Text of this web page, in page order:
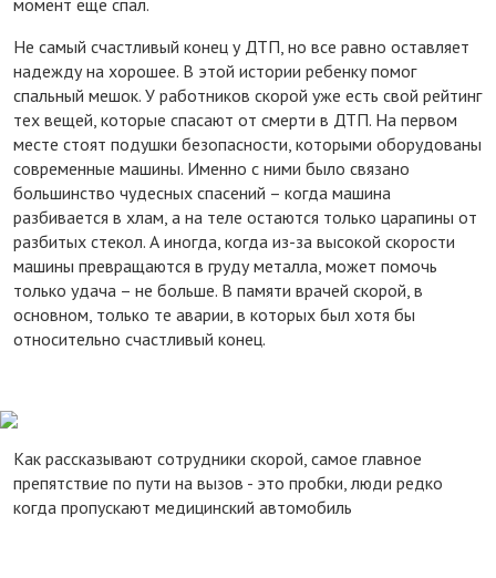
Не самый счастливый конец у ДТП, но все равно оставляет
надежду на хорошее. В этой истории ребенку помог
спальный мешок. У работников скорой уже есть свой рейтинг
тех вещей, которые спасают от смерти в ДТП. На первом
месте стоят подушки безопасности, которыми оборудованы
современные машины. Именно с ними было связано
большинство чудесных спасений – когда машина
разбивается в хлам, а на теле остаются только царапины от
разбитых стекол. А иногда, когда из-за высокой скорости
машины превращаются в груду металла, может помочь
только удача – не больше. В памяти врачей скорой, в
основном, только те аварии, в которых был хотя бы
относительно счастливый конец.
Как рассказывают сотрудники скорой, самое главное
препятствие по пути на вызов - это пробки, люди редко
когда пропускают медицинский автомобиль